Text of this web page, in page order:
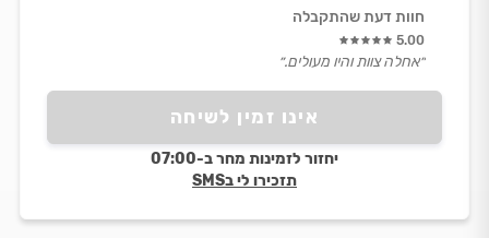
אינו זמין לשיחה
יחזור לזמינות מחר ב-07:00
תזכירו לי בSMS
חוות דעת שהתקבלה
5.00
״אחלה צוות והיו מעולים.״